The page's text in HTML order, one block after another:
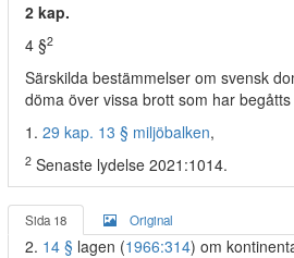
2 kap.
4 §2
Särskilda bestämmelser om svensk
döma över vissa brott som har
1. 29 kap. 13 § miljöbalken,
2 Senaste lydelse 2021:1014.
Sida 18 Original
2. 14 § lagen (1966:314) om